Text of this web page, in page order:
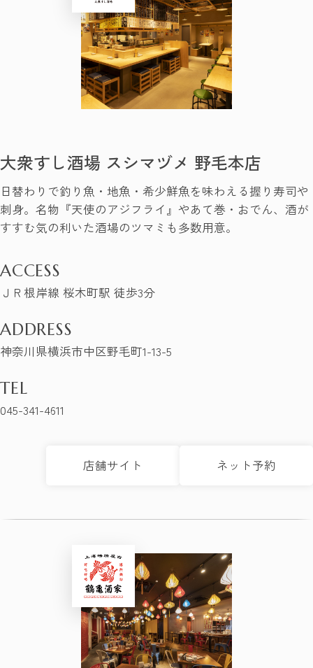
大衆すし酒場 スシマヅメ 野毛本店
日替わりで釣り魚・地魚・希少鮮魚を味わえる握り寿司や
刺身。名物『天使のアジフライ』やあて巻・おでん、酒が
すすむ気の利いた酒場のツマミも多数用意。
ACCESS
ＪＲ根岸線 桜木町駅 徒歩3分
ADDRESS
神奈川県横浜市中区野毛町1-13-5
TEL
045-341-4611
店舗サイト ネット予約